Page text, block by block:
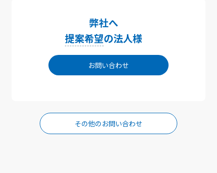
弊社へ
提案希望の法人様
お問い合わせ
その他のお問い合わせ